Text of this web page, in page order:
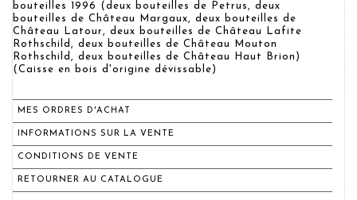
bouteilles 1996 (deux bouteilles de Petrus, deux
bouteilles de Château Margaux, deux bouteilles de
Château Latour, deux bouteilles de Château Lafite
Rothschild, deux bouteilles de Château Mouton
Rothschild, deux bouteilles de Château Haut Brion)
(Caisse en bois d'origine dévissable)
MES ORDRES D'ACHAT
INFORMATIONS SUR LA VENTE
CONDITIONS DE VENTE
RETOURNER AU CATALOGUE